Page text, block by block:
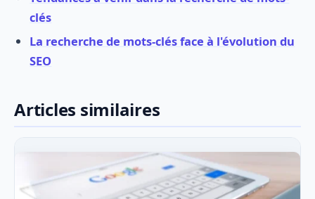
clés
La recherche de mots-clés face à l'évolution du
SEO
Articles similaires